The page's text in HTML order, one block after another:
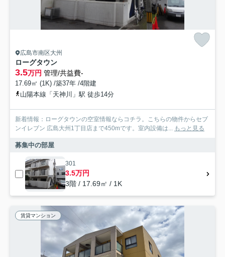
広島市南区大州
ローグタウン
3.5万円 管理/共益費-
17.69㎡ (1K) /築37年 /4階建
山陽本線「天神川」駅 徒歩14分
新着情報：ローグタウンの空室情報ならコチラ。こちらの物件からセブ
ンイレブン 広島大州1丁目店まで450mです。室内設備は... もっと見る
募集中の部屋
301
3.5万円
3階 / 17.69㎡ / 1K
賃貸マンション